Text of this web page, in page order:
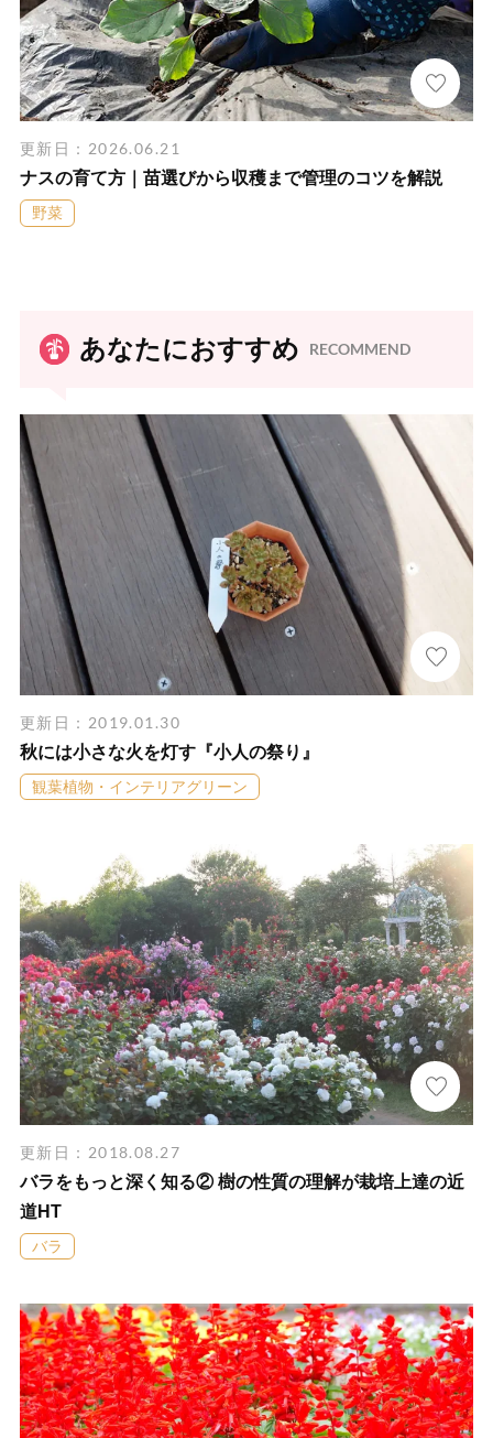
更新日：2026.06.21
ナスの育て方｜苗選びから収穫まで管理のコツを解説
野菜
あなたにおすすめ RECOMMEND
更新日：2019.01.30
秋には小さな火を灯す『小人の祭り』
観葉植物・インテリアグリーン
更新日：2018.08.27
バラをもっと深く知る② 樹の性質の理解が栽培上達の近
道HT
バラ